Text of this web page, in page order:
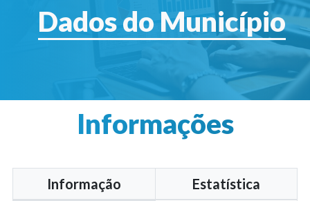
Dados do Município
Informações
Informação Estatística